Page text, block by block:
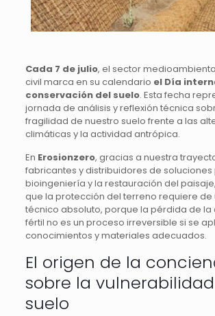
Cada 7 de julio, el sector
civil marca en su calendario el Día
conservación del suelo. Esta fecha
jornada de análisis y reflexión técnica
fragilidad de nuestro suelo frente a las
climáticas y la actividad antrópica.
En Erosionzero, gracias a nuestra
fabricantes y distribuidores de soluciones
bioingeniería y la restauración del
que la protección del terreno requiere de
técnico absoluto, porque la pérdida de la
fértil no es un proceso irreversible si se
conocimientos y materiales adecuados.
El origen de la
sobre la
suelo